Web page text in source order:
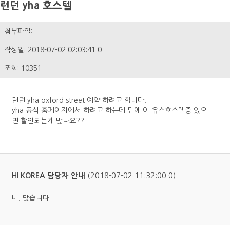
런던 yha 호스텔
첨부파일:
작성일: 2018-07-02 02:03:41.0
조회: 10351
런던 yha oxford street 예약 하려고 합니다.
yha 공식 홈페이지에서 하려고 하는데 밑에 이 유스호스텔증 있으
면 할인되는게 맞나요??
HI KOREA 담당자 안내 (2018-07-02 11:32:00.0)
네, 맞습니다.